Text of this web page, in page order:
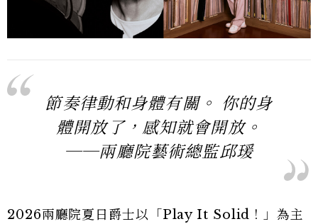
節奏律動和身體有關。 你的身
體開放了，感知就會開放。
──兩廳院藝術總監邱瑗
2026兩廳院夏日爵士以「Play It Solid！」為主